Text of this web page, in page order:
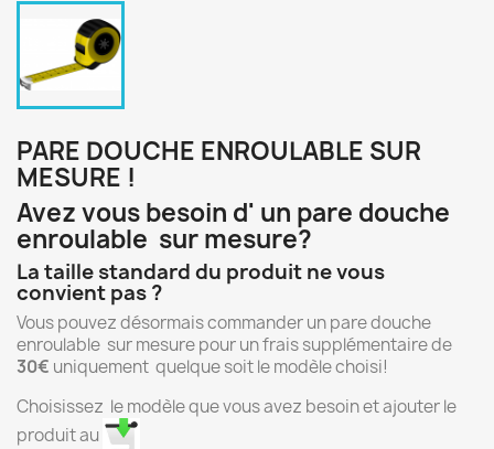
PARE DOUCHE ENROULABLE SUR
MESURE !
Avez vous besoin d' un pare douche
enroulable sur mesure?
La taille standard du produit ne vous
convient pas ?
Vous pouvez désormais commander un pare douche
enroulable sur mesure pour un frais supplémentaire de
30€ uniquement quelque soit le modèle choisi!
Choisissez le modèle que vous avez besoin et ajouter le
produit au